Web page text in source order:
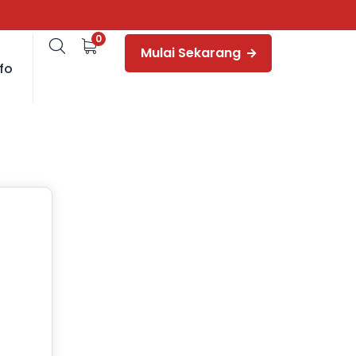
0
Mulai Sekarang